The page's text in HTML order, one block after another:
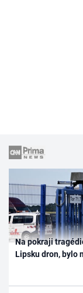
Na pokraji
Lipsku dron, bylo